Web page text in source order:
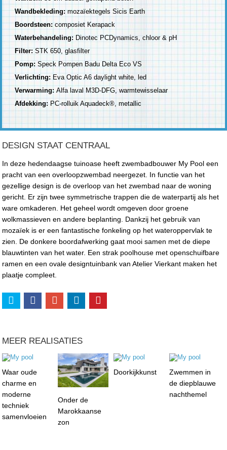
Wandbekleding:mozaïektegels Sicis Earth
Boordsteen: composiet Kerapack
Waterbehandeling: Dinotec PCDynamics, chloor & pH
Filter:STK 650, glasfilter
Pomp:Speck Pompen Badu Delta Eco VS
Verlichting: Eva Optic A6 daylight white, led
Verwarming:Alfa laval M3D-DFG, warmtewisselaar
Afdekking:PC-rolluik Aquadeck®, metallic
DESIGN STAAT CENTRAAL
In deze hedendaagse tuinoase heeft zwembadbouwer My Pool een
pracht van een overloopzwembad neergezet. In functie van het
gezellige design is de overloop van het zwembad naar de woning
gericht. Er zijn twee symmetrische trappen die de waterpartij als het
ware omkaderen. Het geheel wordt omgeven door groene
wolkmassieven en andere beplanting. Dankzij het gebruik van
mozaïek is er een fantastische fonkeling op het wateroppervlak te
zien. De donkere boordafwerking gaat mooi samen met de diepe
blauwtinten van het water. Een strak poolhouse met openschuifbare
ramen en een ovale designtuinbank van Atelier Vierkant maken het
plaatje compleet.
MEER REALISATIES
Waar oude
charme en
moderne
techniek
samenvloeien
Onder de
Marokkaanse
zon
Doorkijkkunst
Zwemmen in
de diepblauwe
nachthemel